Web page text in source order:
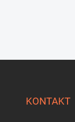
KONTAKT